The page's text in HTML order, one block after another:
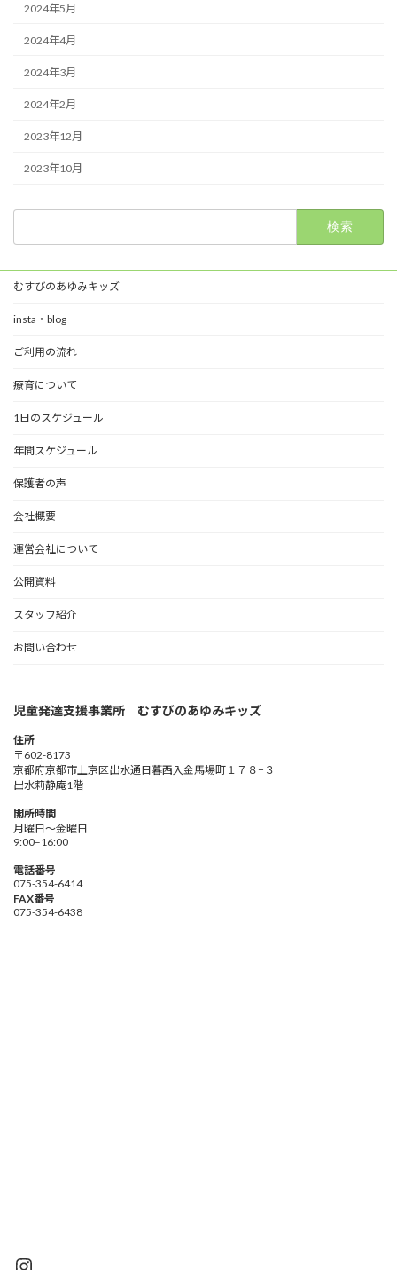
2024年5月
2024年4月
2024年3月
2024年2月
2023年12月
2023年10月
むすびのあゆみキッズ
insta・blog
ご利用の流れ
療育について
1日のスケジュール
年間スケジュール
保護者の声
会社概要
運営会社について
公開資料
スタッフ紹介
お問い合わせ
児童発達支援事業所 むすびのあゆみキッズ
住所
〒602-8173
京都府京都市上京区出水通日暮西入金馬場町１７８−３
出水莉静庵1階
開所時間
月曜日～金曜日
9:00–16:00
電話番号
075-354-6414
FAX番号
075-354-6438